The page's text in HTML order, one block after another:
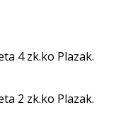
4 zk.ko Plazak.
2 zk.ko Plazak.